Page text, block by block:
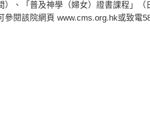
）、「普及神學（婦女）證書課程」
閱該院網頁 www.cms.org.hk或致電